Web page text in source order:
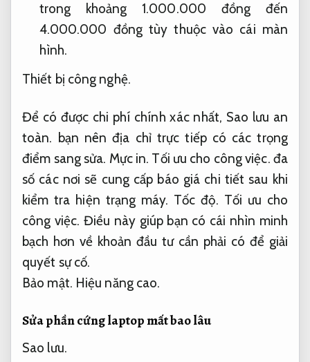
trong khoảng 1.000.000 đồng đến
4.000.000 đồng tùy thuộc vào cái màn
hình.
Thiết bị công nghệ.
Để có được chi phí chính xác nhất, Sao lưu an
toàn. bạn nên địa chỉ trực tiếp có các trọng
điểm sang sửa. Mực in. Tối ưu cho công việc. đa
số các nơi sẽ cung cấp báo giá chi tiết sau khi
kiểm tra hiện trạng máy. Tốc độ. Tối ưu cho
công việc. Điều này giúp bạn có cái nhìn minh
bạch hơn về khoản đầu tư cần phải có để giải
quyết sự cố.
Bảo mật. Hiệu năng cao.
Sửa phần cứng laptop mất bao lâu
Sao lưu.